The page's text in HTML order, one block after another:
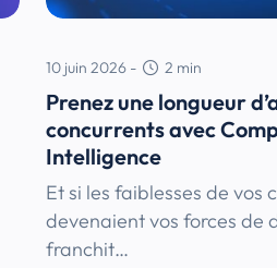
10 juin 2026 - 2 min
Prenez une longueur
concurrents avec
Intelligence
Et si les faiblesses de vos
devenaient vos forces de
franchit…